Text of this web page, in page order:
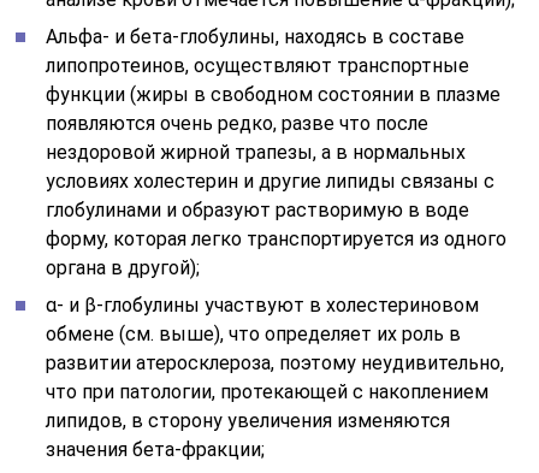
Альфа- и бета-глобулины, находясь в составе
липопротеинов, осуществляют транспортные
функции (жиры в свободном состоянии в плазме
появляются очень редко, разве что после
нездоровой жирной трапезы, а в нормальных
условиях холестерин и другие липиды связаны с
глобулинами и образуют растворимую в воде
форму, которая легко транспортируется из одного
органа в другой);
α- и β-глобулины участвуют в холестериновом
обмене (см. выше), что определяет их роль в
развитии атеросклероза, поэтому неудивительно,
что при патологии, протекающей с накоплением
липидов, в сторону увеличения изменяются
значения бета-фракции;